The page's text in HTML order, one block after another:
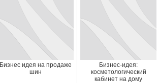
Бизнес идея на продаже
шин
Бизнес-идея:
косметологический
кабинет на дому